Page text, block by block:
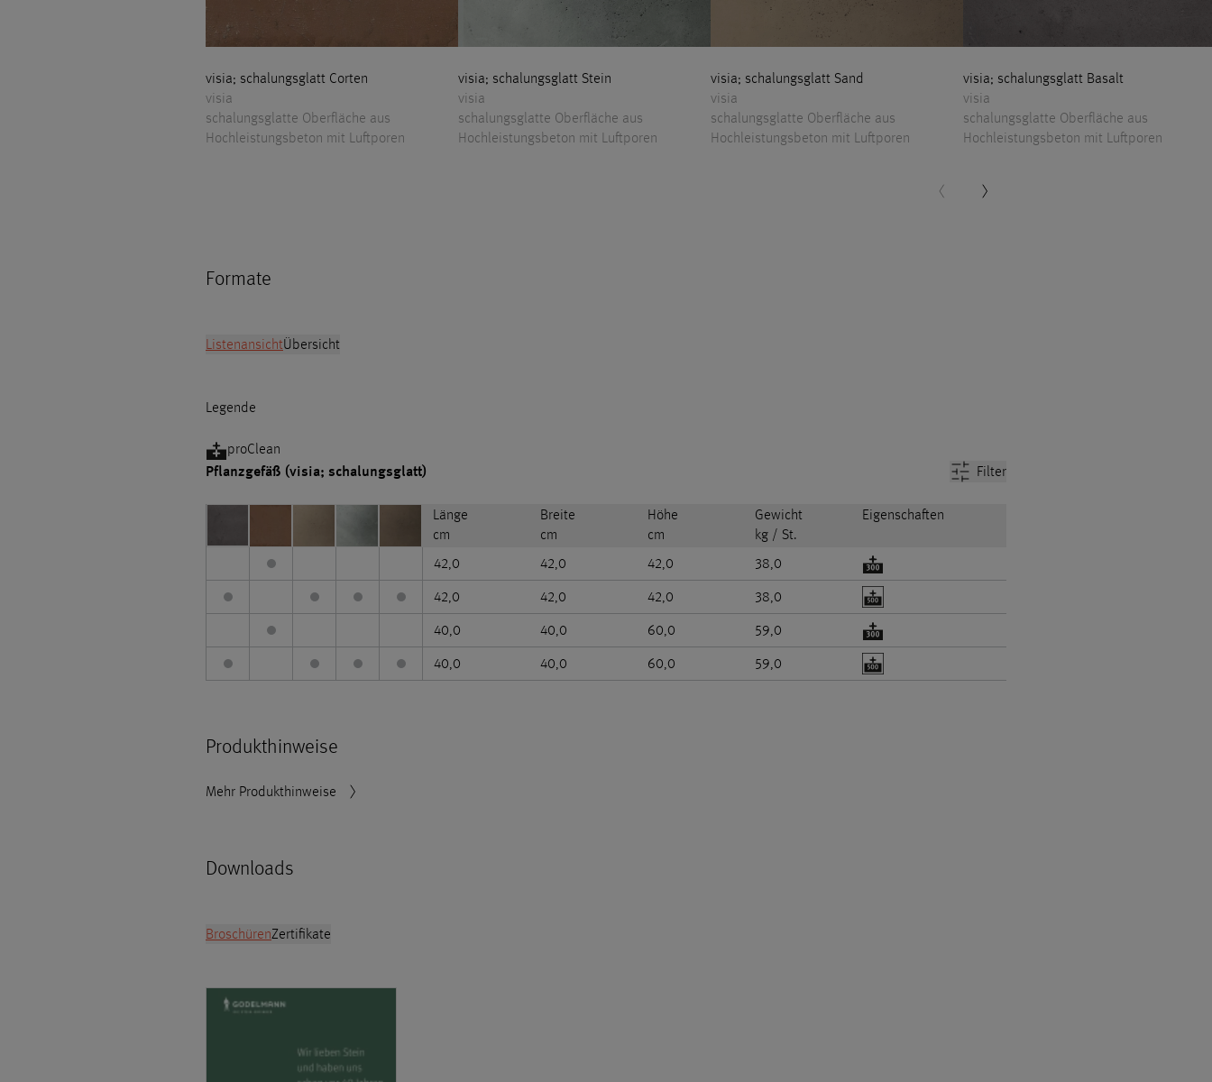
visia; schalungsglatt Corten
visia
schalungsglatte Oberfläche aus
Hochleistungsbeton mit Luftporen
visia; schalungsglatt Stein
visia
schalungsglatte Oberfläche aus
Hochleistungsbeton mit Luftporen
visia; schalungsglatt Sand
visia
schalungsglatte Oberfläche aus
Hochleistungsbeton mit Luftporen
visia; schalungsglatt Basalt
visia
schalungsglatte Oberfläche aus
Hochleistungsbeton mit Luftporen
Formate
ListenansichtÜbersicht
Legende
proClean
Pflanzgefäß (visia; schalungsglatt) Filter
Länge
cm
Breite
cm
Höhe
cm
Gewicht
kg / St.
Eigenschaften
42,0 42,0 42,0
38,0
42,0
42,0 42,0
38,0
40,0
40,0 60,0
59,0
40,0
40,0 60,0 59,0
Produkthinweise
Mehr Produkthinweise
Downloads
BroschürenZertifikate